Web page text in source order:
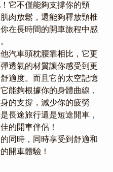
它不僅能夠支撐你的頸
肉放鬆，還能夠釋放頸椎
在長時間的開車旅程中感
汽車頭枕腰靠相比，它更
透氣的材質讓你感受到更
適度。而且它的太空記憶
能夠根據你的身體曲線，
的支撐，減少你的疲勞
長途旅行還是短途開車，
的開車伴侶！
同時，同時享受到舒適和
開車體驗！